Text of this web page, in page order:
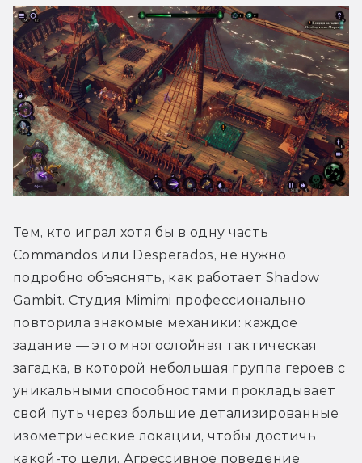
Тем, кто играл хотя бы в одну часть
Commandos или Desperados, не нужно
подробно объяснять, как работает Shadow
Gambit. Студия Mimimi профессионально
повторила знакомые механики: каждое
задание — это многослойная тактическая
загадка, в которой небольшая группа героев с
уникальными способностями прокладывает
свой путь через большие детализированные
изометрические локации, чтобы достичь
какой-то цели. Агрессивное поведение